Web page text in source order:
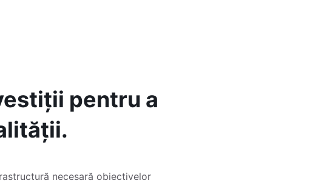
pentru a
necesară obiectivelor